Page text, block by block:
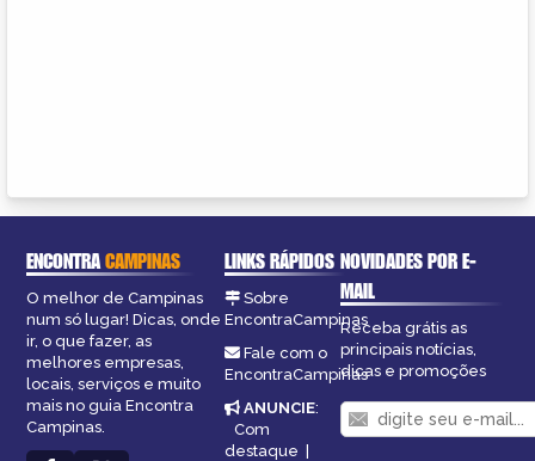
ENCONTRACAMPINAS
O melhor de Campinas
num só lugar! Dicas, onde
ir, o que fazer, as
melhores empresas,
locais, serviços e muito
mais no guia Encontra
Campinas.
LINKS RÁPIDOS
Sobre
EncontraCampinas
Fale com o
EncontraCampinas
ANUNCIE:
Com
destaque |
NOVIDADES POR E-
MAIL
Receba grátis as
principais notícias,
dicas e promoções